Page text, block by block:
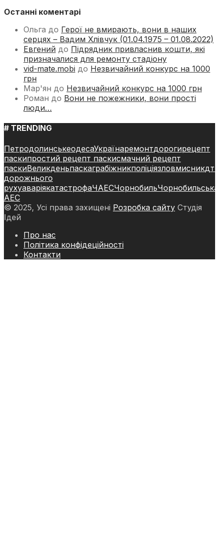
Останні коментарі
Ольга до Герої не вмирають, вони в наших
серцях – Вадим Хлівчук (01.04.1975 – 01.08.2022)
Евгений до Підрядник привласнив кошти, які
призначалися для ремонту стадіону
vid-mate.mobi до Незвичайний конкурс на 1000
грн
Мар'ян до Незвичайний конкурс на 1000 грн
Роман до Вони не пожежники, вони прості
люди…
# TRENDING
ПетродолинськеодесаУкраїнаремонтдорогирецепт
паскипростий рецепт паскисмачний рецепт
паскиВеликденьпаскаграбіжникполіціязловмисникдтп
дорожнього
рухуаваріякатастрофаЧАЕСЧорнобильЧорнобильська
АЕС
© 2025, Усі права захищені Розробка сайту Студія
Ідей
Про нас
Політика конфідеційності
Контакти